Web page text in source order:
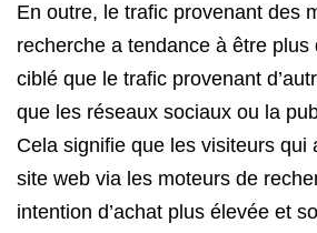
En outre, le trafic provenant des
recherche a tendance à être plus
ciblé que le trafic provenant
que les réseaux sociaux ou la
Cela signifie que les visiteurs qui
site web via les moteurs de
intention d’achat plus élevée et